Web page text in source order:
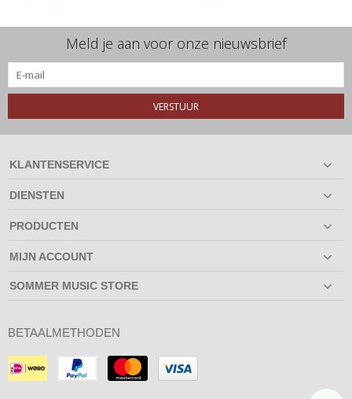
Meld je aan voor onze nieuwsbrief
VERSTUUR
KLANTENSERVICE
DIENSTEN
PRODUCTEN
MIJN ACCOUNT
SOMMER MUSIC STORE
BETAALMETHODEN